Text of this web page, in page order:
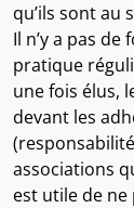
qu’ils sont au
Il n’y a pas
pratique
une fois élus,
devant les
associations
est utile de